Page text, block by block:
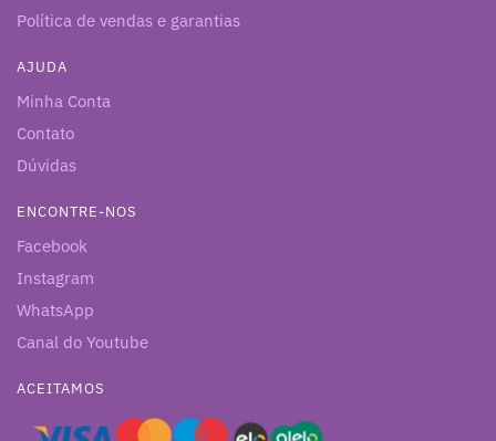
Política de vendas e garantias
AJUDA
Minha Conta
Contato
Dúvidas
ENCONTRE-NOS
Facebook
Instagram
WhatsApp
Canal do Youtube
ACEITAMOS